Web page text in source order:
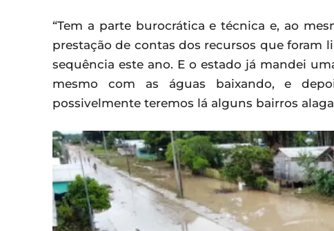
“Tem a parte burocrática e técnica e, ao
prestação de contas dos recursos que foram
sequência este ano. E o estado já mandei
mesmo com as águas baixando, e
possivelmente teremos lá alguns bairros